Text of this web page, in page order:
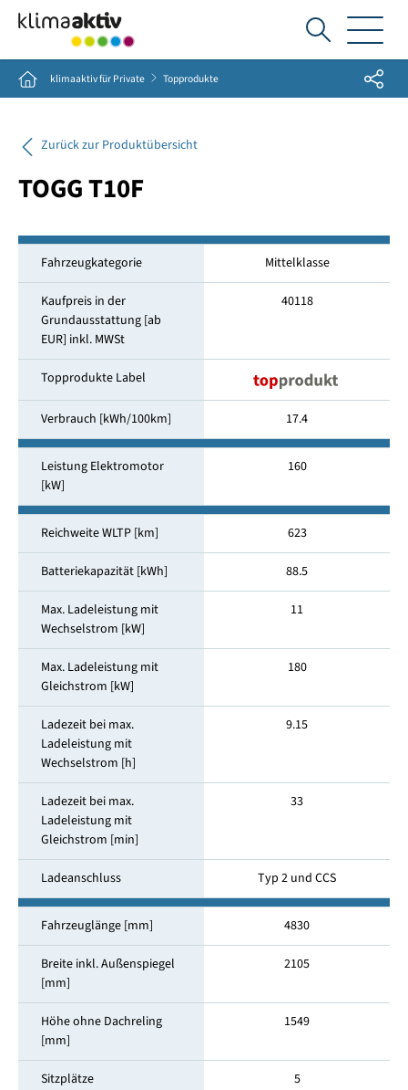
Ich
suche...
Home klimaaktiv für Private Topprodukte Share
Zurück zur Produktübersicht
TOGG T10F
Fahrzeugkategorie Mittelklasse
Kaufpreis in der
Grundausstattung [ab
EUR] inkl. MWSt
40118
Topprodukte Label
Verbrauch [kWh/100km] 17.4
Leistung Elektromotor
[kW]
160
Reichweite WLTP [km] 623
Batteriekapazität [kWh] 88.5
Max. Ladeleistung mit
Wechselstrom [kW]
11
Max. Ladeleistung mit
Gleichstrom [kW]
180
Ladezeit bei max.
Ladeleistung mit
Wechselstrom [h]
9.15
Ladezeit bei max.
Ladeleistung mit
Gleichstrom [min]
33
Ladeanschluss Typ 2 und CCS
Fahrzeuglänge [mm] 4830
Breite inkl. Außenspiegel
[mm]
2105
Höhe ohne Dachreling
[mm]
1549
Sitzplätze 5